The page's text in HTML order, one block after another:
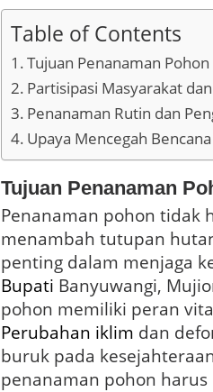
a
n
L
i
g
k
u
n
g
a
n
Table of Contents
Tujuan Penanaman Pohon
Partisipasi Masyarakat
Penanaman Rutin dan
Upaya Mencegah Bencana
Tujuan Penanaman
Penanaman pohon tidak
menambah tutupan
penting dalam menjaga
Bupati Banyuwangi,
pohon memiliki peran
Perubahan iklim dan
buruk pada
penanaman pohon